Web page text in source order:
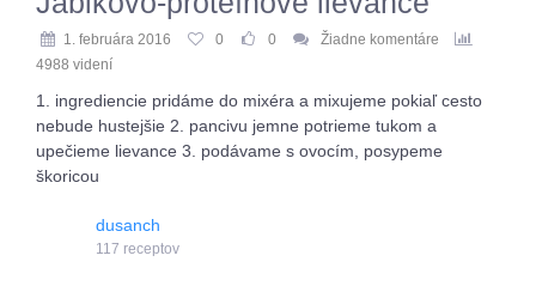
1. februára 2016 0 0
Žiadne komentáre
4988 videní
1. ingrediencie pridáme do mixéra a mixujeme pokiaľ cesto
nebude hustejšie 2. pancivu jemne potrieme tukom a
upečieme lievance 3. podávame s ovocím, posypeme
škoricou
dusanch
117 receptov